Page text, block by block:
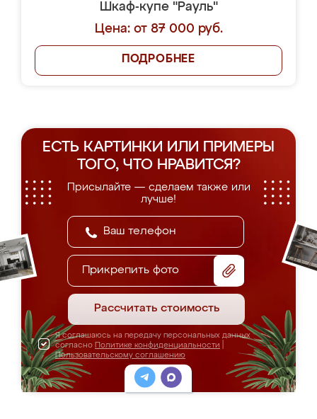
Шкаф-купе "Рауль"
Цена: от 87 000 руб.
ПОДРОБНЕЕ
ЕСТЬ КАРТИНКИ ИЛИ ПРИМЕРЫ
ТОГО, ЧТО НРАВИТСЯ?
Присылайте — сделаем также или
лучше!
Прикрепить фото
Рассчитать стоимость
Я соглашаюсь на передачу персональных данных
согласно Политике конфиденциальности
Пользовательскому соглашению